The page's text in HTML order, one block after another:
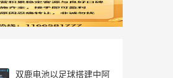
双鹿电池以足球搭建中阿